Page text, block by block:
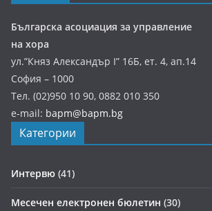
Българска асоциация за управление
на хора
ул.”Княз Александър І” 16Б, ет. 4, ап.14
София – 1000
Тел. (02)950 10 90, 0882 010 350
e-mail: bapm@bapm.bg
Категории
Интервю (41)
Месечен електронен бюлетин (30)